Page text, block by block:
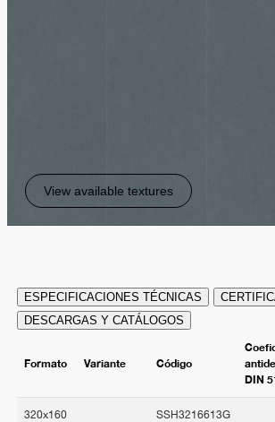
View available textures
ESPECIFICACIONES TÉCNICAS
DESCARGAS Y CATÁLOGOS
Formato Variante Código
DIN
320x160
SSH3216613G